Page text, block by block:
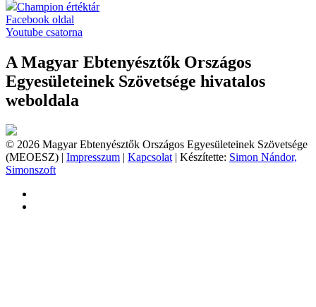
Champion értéktár
Facebook oldal
Youtube csatorna
A Magyar Ebtenyésztők Országos
Egyesületeinek Szövetsége hivatalos
weboldala
© 2026 Magyar Ebtenyésztők Országos Egyesületeinek Szövetsége
(MEOESZ) | Impresszum | Kapcsolat | Készítette: Simon Nándor,
Simonszoft